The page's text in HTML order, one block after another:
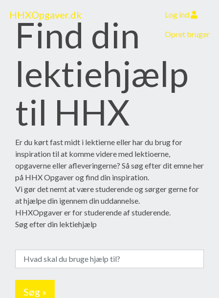
HHXOpgaver.dk Log ind
Opret bruger
Find din
lektiehjælp
til HHX
Er du kørt fast midt i lektierne eller har du brug for
inspiration til at komme videre med lektioerne,
opgaverne eller afleveringerne? Så søg efter dit emne her
på HHX Opgaver og find din inspiration.
Vi gør det nemt at være studerende og sørger gerne for
at hjælpe din igennem din uddannelse.
HHXOpgaver er for studerende af studerende.
Søg efter din lektiehjælp
Søg »